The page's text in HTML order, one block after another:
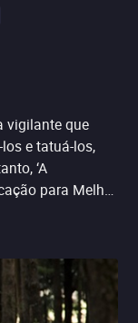
vigilante que
e tatuá-los,
‘A
para Melhor